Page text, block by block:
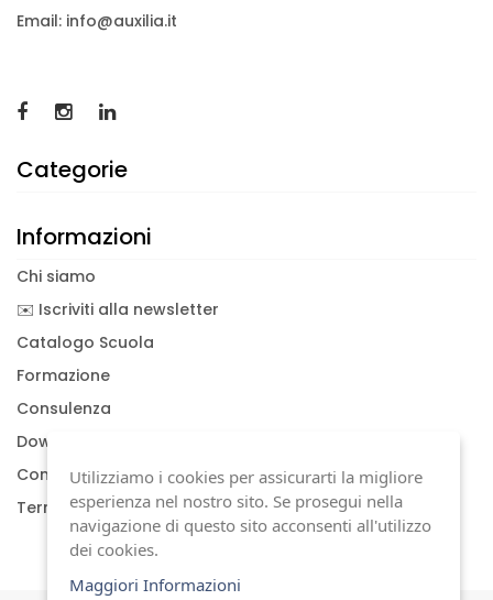
Email: info@auxilia.it
Categorie
Informazioni
Chi siamo
✉️ Iscriviti alla newsletter
Catalogo Scuola
Formazione
Consulenza
Download documenti
Condizioni generali
Termini di garanzia
Utilizziamo i cookies per assicurarti la migliore
esperienza nel nostro sito. Se prosegui nella
navigazione di questo sito acconsenti all'utilizzo
dei cookies.
Maggiori Informazioni